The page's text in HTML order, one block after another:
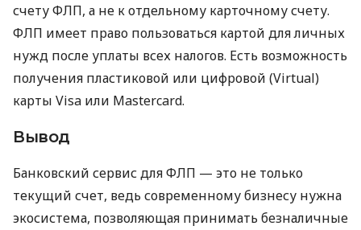
счету ФЛП, а не к отдельному карточному счету.
ФЛП имеет право пользоваться картой для личных
нужд после уплаты всех налогов. Есть возможность
получения пластиковой или цифровой (Virtual)
карты Visa или Mastercard.
Вывод
Банковский сервис для ФЛП — это не только
текущий счет, ведь современному бизнесу нужна
экосистема, позволяющая принимать безналичные